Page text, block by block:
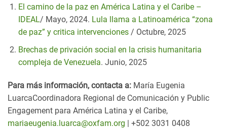
El camino de la paz en América Latina y el Caribe –
IDEAL/ Mayo, 2024. Lula llama a Latinoamérica “zona
de paz” y critica intervenciones/ Octubre, 2025
Brechas de privación social en la crisis humanitaria
compleja de Venezuela. Junio, 2025
Para más información, contacta a: María Eugenia
LuarcaCoordinadora Regional de Comunicación y Public
Engagement para América Latina y el Caribe,
mariaeugenia.luarca@oxfam.org | +502 3031 0408